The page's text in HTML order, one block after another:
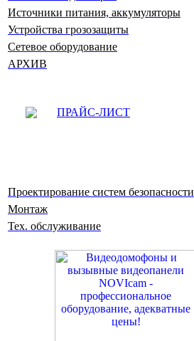
Источники питания, аккумуляторы
Устройства грозозащиты
Сетевое оборудование
АРХИВ
ПРАЙС-ЛИСТ
Проектирование систем безопасности
Монтаж
Тех. обслуживание